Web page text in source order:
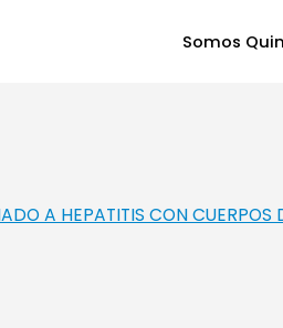
Somos
A HEPATITIS CON CUERPOS